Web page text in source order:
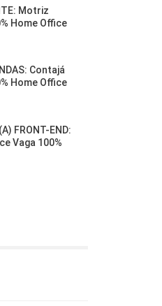
Motriz
Home Office
Contajá
Home Office
FRONT-END:
Vaga 100%